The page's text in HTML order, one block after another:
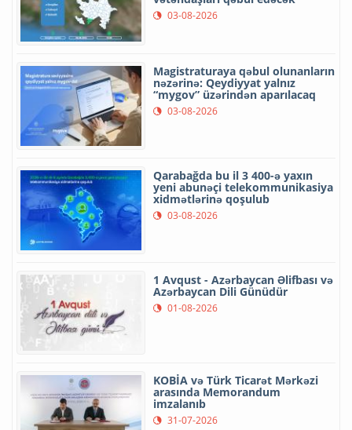
03-08-2026
Magistraturaya qəbul olunanların
nəzərinə: Qeydiyyat yalnız
“mygov” üzərindən aparılacaq
03-08-2026
Qarabağda bu il 3 400-ə yaxın
yeni abunəçi telekommunikasiya
xidmətlərinə qoşulub
03-08-2026
1 Avqust - Azərbaycan Əlifbası və
Azərbaycan Dili Günüdür
01-08-2026
KOBİA və Türk Ticarət Mərkəzi
arasında Memorandum
imzalanıb
31-07-2026